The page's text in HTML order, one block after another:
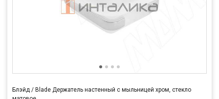
Блэйд / Blade Держатель настенный с мыльницей хром, стекло